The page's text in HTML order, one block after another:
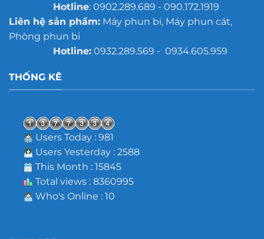
Hotline: 0902.289.689 - 090.172.1919
Liên hệ sản phẩm:Máy phun bi, Máy phun cát,
Phòng phun bi
Hotline:0932.289.569 - 0934.605.959
THỐNG KÊ
Users Today : 981
Users Yesterday : 2588
This Month : 15845
Total views : 8360995
Who's Online : 10